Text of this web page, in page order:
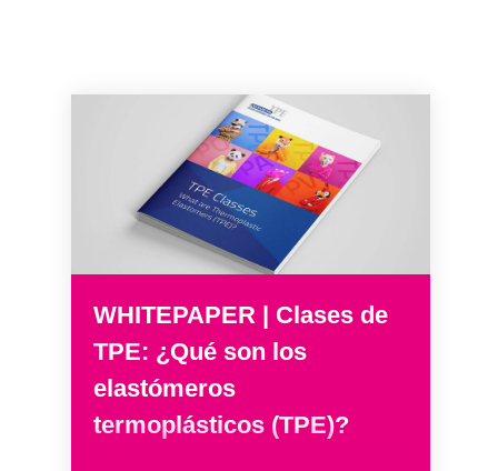
WHITEPAPER | Clases de
TPE: ¿Qué son los
elastómeros
termoplásticos (TPE)?